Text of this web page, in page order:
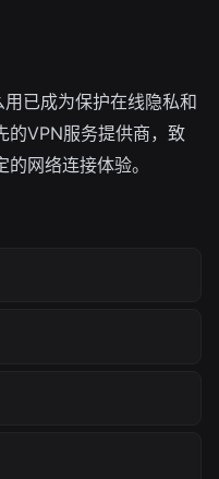
已成为保护在线隐私和
的VPN服务提供商，致
网络连接体验。